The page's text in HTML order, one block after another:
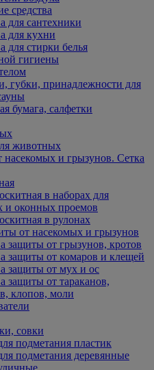
средства
для сантехники
для кухни
для стирки белья
гигиены
губки, принадлежности для
бумага, салфетки
животных
насекомых и грызунов. Сетка
в наборах для
и оконных проемов
в рулонах
от насекомых и грызунов
защиты от грызунов, кротов
защиты от комаров и клещей
защиты от мух и ос
защиты от тараканов,
клопов, моли
совки
подметания пластик
подметания деревянные